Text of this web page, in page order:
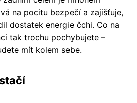
na pocitu bezpečí a zajišťuje,
dostatek energie čchi. Co na
tak trochu pochybujete –
mít kolem sebe.